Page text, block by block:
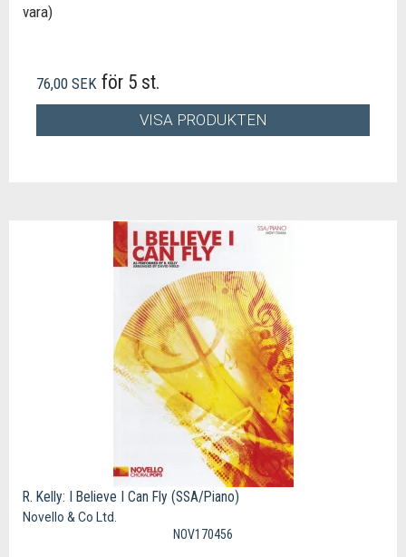
vara)
76,00 SEK för 5 st.
VISA PRODUKTEN
R. Kelly: I Believe I Can Fly (SSA/Piano)
Novello & Co Ltd.
NOV170456